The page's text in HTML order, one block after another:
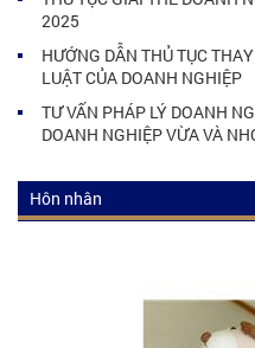
2025
HƯỚNG DẪN THỦ TỤC
LUẬT CỦA DOANH NGHIỆP
TƯ VẤN PHÁP LÝ DOANH
DOANH NGHIỆP VỪA VÀ
Hôn nhân
Kiến thức luật hôn nhân